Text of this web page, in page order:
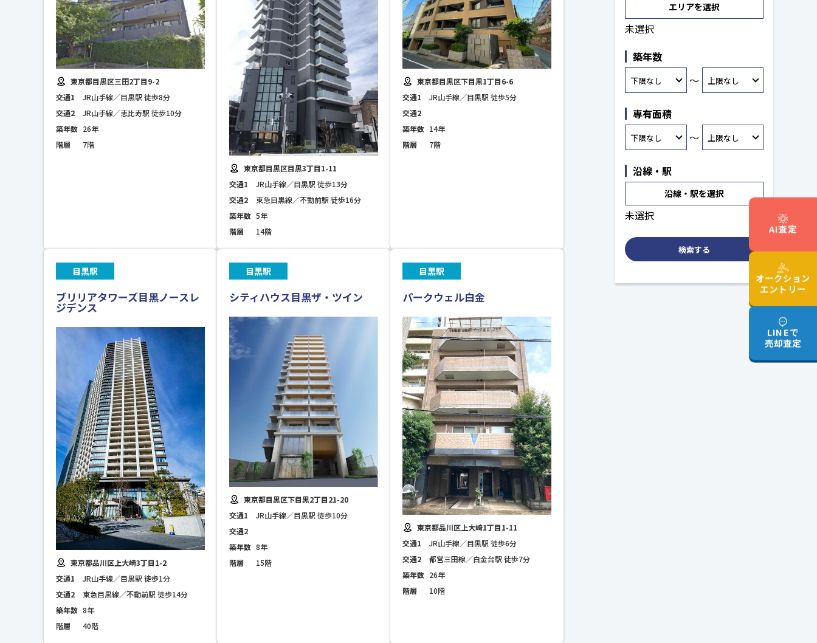
東京都目黒区三田2丁目9-2
交通1
JR山手線／目黒駅 徒歩8分
交通2
JR山手線／恵比寿駅 徒歩10分
築年数 26年
階層
7階
東京都目黒区目黒3丁目1-11
交通1
JR山手線／目黒駅 徒歩13分
交通2
東急目黒線／不動前駅 徒歩16分
築年数 5年
階層
14階
東京都目黒区下目黒1丁目6-6
交通1
JR山手線／目黒駅 徒歩5分
交通2
築年数 14年
階層
7階
目黒駅
ブリリアタワーズ目黒ノースレ
ジデンス
東京都品川区上大崎3丁目1-2
交通1
JR山手線／目黒駅 徒歩1分
交通2
東急目黒線／不動前駅 徒歩14分
築年数 8年
階層
40階
目黒駅
シティハウス目黒ザ・ツイン
東京都目黒区下目黒2丁目21-20
交通1
JR山手線／目黒駅 徒歩10分
交通2
築年数 8年
階層
15階
目黒駅
パークウェル白金
東京都品川区上大崎1丁目1-11
交通1
JR山手線／目黒駅 徒歩6分
交通2
都営三田線／白金台駅 徒歩7分
築年数 26年
階層
10階
エリアを選択
未選択
築年数
～
専有面積
～
沿線・駅
沿線・駅を選択
未選択
検索する
AI査定
オークション
エントリー
LINEで
売却査定